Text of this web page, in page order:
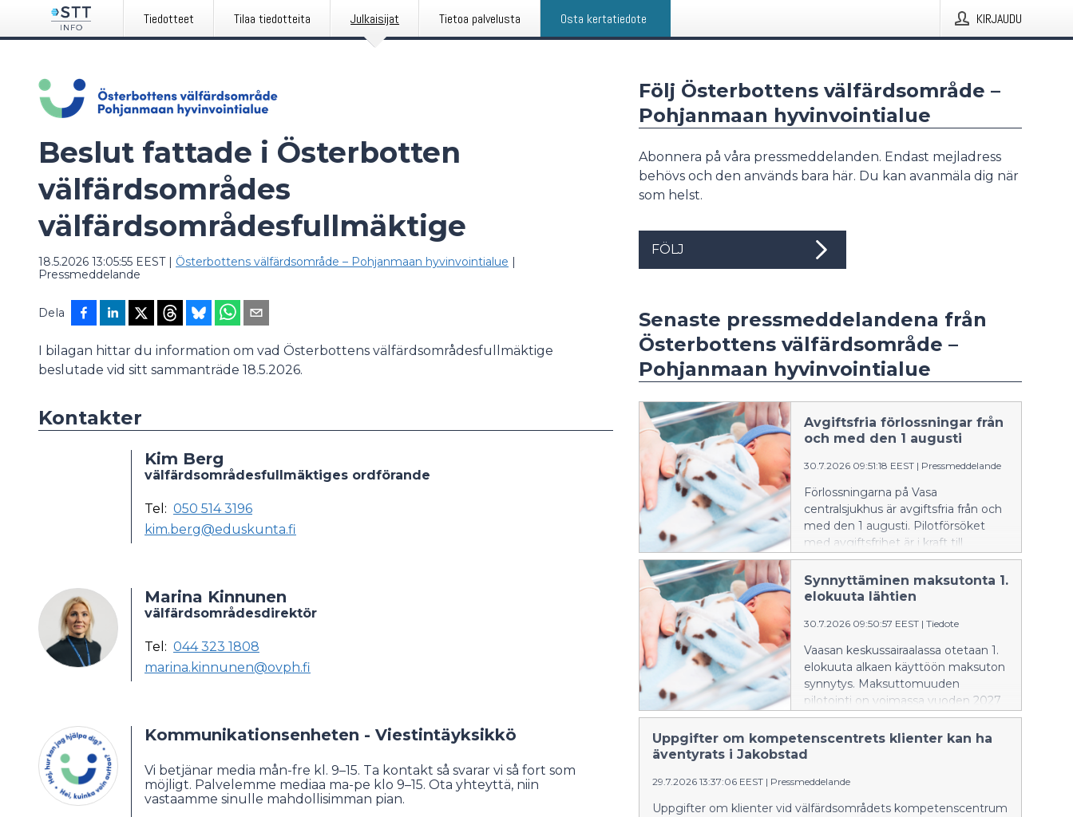
Tiedotteet Tilaa tiedotteita Julkaisijat Tietoa palvelusta Osta kertatiedote KIRJAUDU
Beslut fattade i Österbotten
välfärdsområdes
välfärdsområdesfullmäktige
18.5.2026 13:05:55 EEST| Österbottens välfärdsområde – Pohjanmaan hyvinvointialue |
Pressmeddelande
Dela
I bilagan hittar du information om vad Österbottens välfärdsområdesfullmäktige
beslutade vid sitt sammanträde 18.5.2026.
Kontakter
Kim Berg
välfärdsområdesfullmäktiges ordförande
Tel: 050 514 3196
kim.berg@eduskunta.fi
Marina Kinnunen
välfärdsområdesdirektör
Tel: 044 323 1808
marina.kinnunen@ovph.fi
Kommunikationsenheten - Viestintäyksikkö
Vi betjänar media mån-fre kl. 9–15. Ta kontakt så svarar vi så fort som
möjligt. Palvelemme mediaa ma-pe klo 9–15. Ota yhteyttä, niin
vastaamme sinulle mahdollisimman pian.
Följ Österbottens välfärdsområde –
Pohjanmaan hyvinvointialue
Abonnera på våra pressmeddelanden. Endast mejladress
behövs och den används bara här. Du kan avanmäla dig när
som helst.
FÖLJ
Senaste pressmeddelandena från
Österbottens välfärdsområde –
Pohjanmaan hyvinvointialue
Avgiftsfria förlossningar från
och med den 1 augusti
30.7.2026 09:51:18 EEST | Pressmeddelande
Förlossningarna på Vasa
centralsjukhus är avgiftsfria från och
med den 1 augusti. Pilotförsöket
med avgiftsfrihet är i kraft till
utgången av år 2027.
Välfärdsområdesfullmäktige fattade
beslut om försöket i maj. De
förlossningsförberedelsen berättat
att de är nöjda med avgiftsfriheten.
Synnyttäminen maksutonta 1.
elokuuta lähtien
30.7.2026 09:50:57 EEST | Tiedote
Vaasan keskussairaalassa otetaan 1.
elokuuta alkaen käyttöön maksuton
synnytys. Maksuttomuuden
pilotointi on voimassa vuoden 2027
loppuun saakka. Aluevaltuusto teki
päätöksen kokeilusta toukokuussa.
Tulevat vanhemmat ovat
olevansa tyytyväisiä
maksuttomuuteen.
Uppgifter om kompetenscentrets klienter kan ha
äventyrats i Jakobstad
29.7.2026 13:37:06 EEST | Pressmeddelande
Uppgifter om klienter vid välfärdsområdets kompetenscentrum